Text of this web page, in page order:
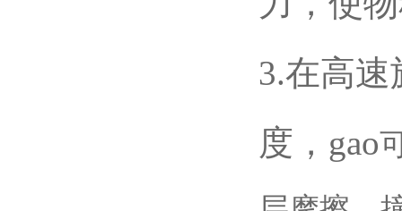
3.在高
度，gao